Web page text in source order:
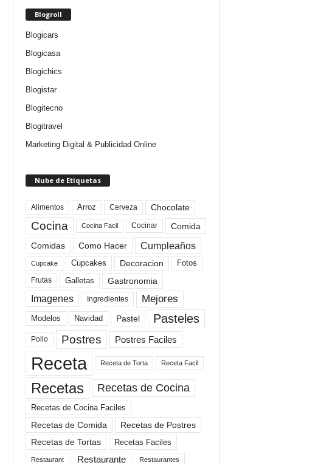
Blogroll
Blogicars
Blogicasa
Blogichics
Blogistar
Blogitecno
Blogitravel
Marketing Digital & Publicidad Online
Nube de Etiquetas
Alimentos Arroz Cerveza Chocolate
Cocina Cocina Facil Cocinar
Comida
Comidas
Como Hacer Cumpleaños
Cupcake Cupcakes Decoracion Fotos
Frutas Galletas Gastronomia
Imagenes Ingredientes Mejores
Modelos Navidad Pastel Pasteles
Pollo Postres Postres Faciles
Receta Receta de Torta Receta Facil
Recetas Recetas de Cocina
Recetas de Cocina Faciles
Recetas de Comida
Recetas de Postres
Recetas de Tortas
Recetas Faciles
Restaurant Restaurante Restaurantes